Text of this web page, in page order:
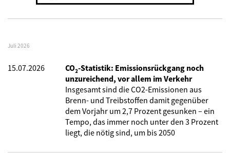
Juli 2026
15.07.2026
CO₂-Statistik: Emissionsrückgang noch
unzureichend, vor allem im Verkehr
Insgesamt sind die CO2-Emissionen aus
Brenn- und Treibstoffen damit gegenüber
dem Vorjahr um 2,7 Prozent gesunken – ein
Tempo, das immer noch unter den 3 Prozent
liegt, die nötig sind, um bis 2050